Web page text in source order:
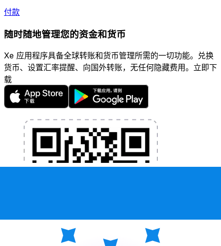
付款
随时随地管理您的资金和货币
Xe 应用程序具备全球转账和货币管理所需的一切功能。兑换
货币、设置汇率提醒、向国外转账，无任何隐藏费用。立即下
载